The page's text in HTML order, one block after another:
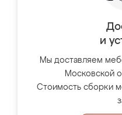
и
Мы доставляем
Московской
Стоимость сборки